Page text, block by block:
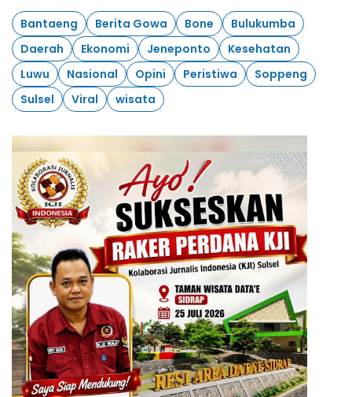
Bantaeng Berita Gowa Bone
Bulukumba
Daerah
Ekonomi Jeneponto
Kesehatan
Luwu
Nasional Opini Peristiwa
Soppeng
Sulsel
Viral wisata